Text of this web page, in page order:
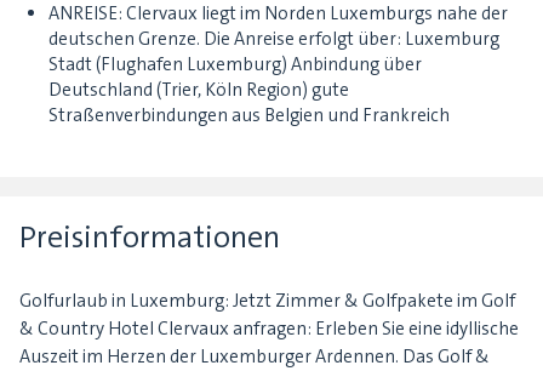
ANREISE: Clervaux liegt im Norden Luxemburgs nahe der
deutschen Grenze. Die Anreise erfolgt über: Luxemburg
Stadt (Flughafen Luxemburg) Anbindung über
Deutschland (Trier, Köln Region) gute
Straßenverbindungen aus Belgien und Frankreich
Preisinformationen
Golfurlaub in Luxemburg: Jetzt Zimmer & Golfpakete im Golf
& Country Hotel Clervaux anfragen: Erleben Sie eine idyllische
Auszeit im Herzen der Luxemburger Ardennen. Das Golf &